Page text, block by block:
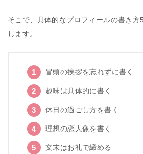
そこで、具体的なプロフィールの書き方
します。
冒頭の挨拶を忘れずに書く
趣味は具体的に書く
休日の過ごし方を書く
理想の恋人像を書く
文末はお礼で締める